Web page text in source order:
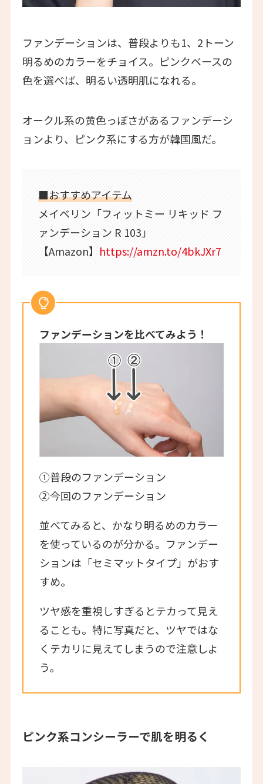
ファンデーションは、普段よりも1、2トーン
明るめのカラーをチョイス。ピンクベースの
色を選べば、明るい透明肌になれる。
オークル系の黄色っぽさがあるファンデーシ
ョンより、ピンク系にする方が韓国風だ。
■おすすめアイテム
メイベリン「フィットミー リキッド フ
ァンデーション R 103」
【Amazon】 https://amzn.to/4bkJXr7
ファンデーションを比べてみよう！
①普段のファンデーション
②今回のファンデーション
並べてみると、かなり明るめのカラー
を使っているのが分かる。ファンデー
ションは「セミマットタイプ」がおす
すめ。
ツヤ感を重視しすぎるとテカって見え
ることも。特に写真だと、ツヤではな
くテカリに見えてしまうので注意しよ
う。
ピンク系コンシーラーで肌を明るく